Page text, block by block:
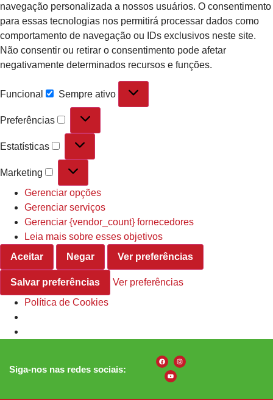
navegação personalizada a nossos usuários. O consentimento
para essas tecnologias nos permitirá processar dados como
comportamento de navegação ou IDs exclusivos neste site.
Não consentir ou retirar o consentimento pode afetar
negativamente determinados recursos e funções.
Funcional Sempre ativo
Preferências
Estatísticas
Marketing
Gerenciar opções
Gerenciar serviços
Gerenciar {vendor_count} fornecedores
Leia mais sobre esses objetivos
Aceitar
Negar Ver preferências
Salvar preferências
Ver preferências
Política de Cookies
Siga-nos nas redes sociais: